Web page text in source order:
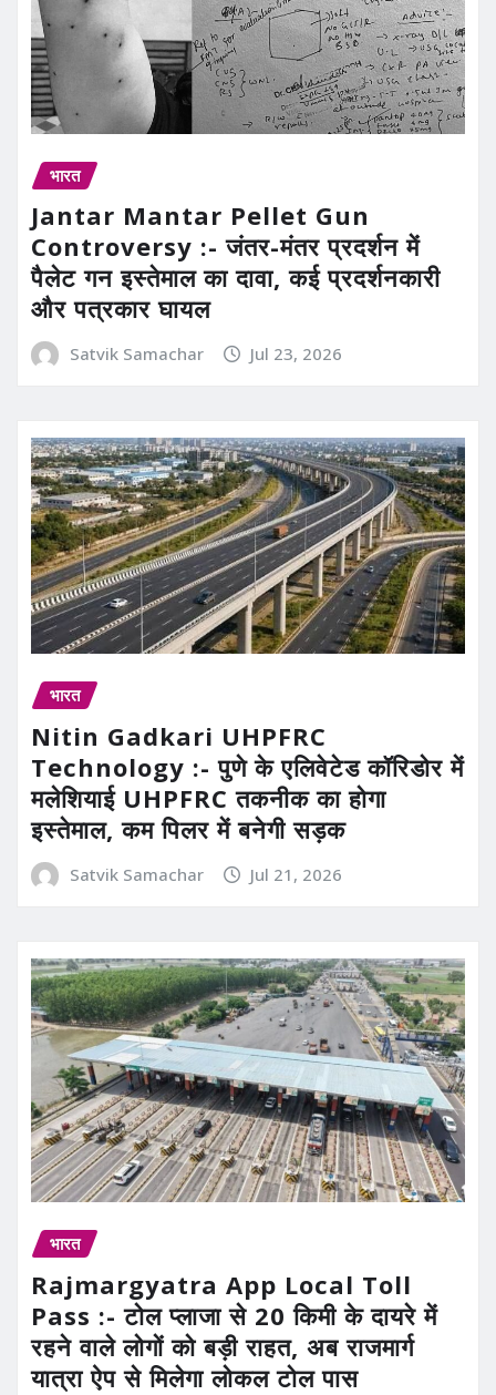
भारत
Jantar Mantar Pellet Gun
Controversy :- जंतर-मंतर प्रदर्शन में
पैलेट गन इस्तेमाल का दावा, कई प्रदर्शनकारी
और पत्रकार घायल
Satvik Samachar Jul 23, 2026
भारत
Nitin Gadkari UHPFRC
Technology :- पुणे के एलिवेटेड कॉरिडोर में
मलेशियाई UHPFRC तकनीक का होगा
इस्तेमाल, कम पिलर में बनेगी सड़क
Satvik Samachar Jul 21, 2026
भारत
Rajmargyatra App Local Toll
Pass :- टोल प्लाजा से 20 किमी के दायरे में
रहने वाले लोगों को बड़ी राहत, अब राजमार्ग
यात्रा ऐप से मिलेगा लोकल टोल पास